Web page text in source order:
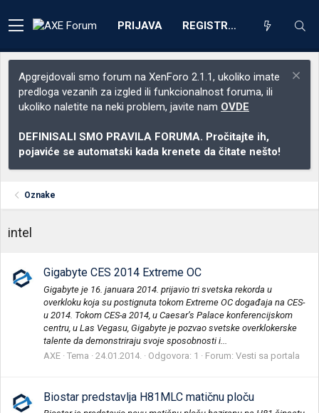
PRIJAVA REGISTRACIJA
Apgrejdovali smo forum na XenForo 2.1.1, ukoliko imate
predloga vezanih za izgled ili funkcionalnost foruma, ili
ukoliko naletite na neki problem, javite nam OVDE
DEFINISALI SMO PRAVILA FORUMA. Pročitajte ih,
pojaviće se automatski kada krenete da čitate nešto!
Oznake
intel
Gigabyte CES 2014 Extreme OC
Gigabyte je 16. januara 2014. prijavio tri svetska rekorda u
overkloku koja su postignuta tokom Extreme OC događaja na CES-
u 2014. Tokom CES-a 2014, u Caesar’s Palace konferencijskom
centru, u Las Vegasu, Gigabyte je pozvao svetske overklokerske
talente da demonstriraju svoje sposobnosti i...
AXE Tema 24.01.2014. Odgovora: 1 Forum: Vesti sa portala
Biostar predstavlja H81MLC matičnu ploču